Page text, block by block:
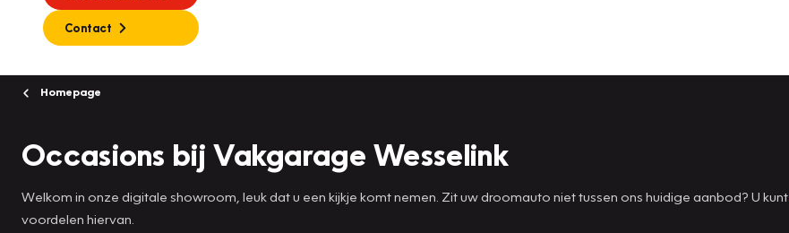
Contact
Homepage
Occasions bij Vakgarage Wesselink
Welkom in onze digitale showroom, leuk dat u een kijkje komt nemen. Zit uw droomauto niet tussen ons huidige aanbod? U kunt
voordelen hiervan.